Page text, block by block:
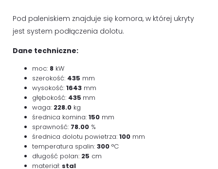
Pod paleniskiem znajduje się komora, w której ukryty
jest system podłączenia dolotu.
Dane techniczne:
moc: 8 kW
szerokość: 435 mm
wysokość: 1643 mm
głębokość: 435 mm
waga: 228.0 kg
średnica komina: 150 mm
sprawność: 78.00 %
średnica dolotu powietrza: 100 mm
temperatura spalin: 300 °C
długość polan: 25 cm
materiał: stal